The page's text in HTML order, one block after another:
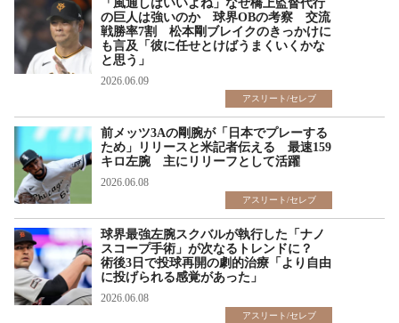
「風通しはいいよね」なぜ橋上監督代行
の巨人は強いのか 球界OBの考察 交流
戦勝率7割 松本剛ブレイクのきっかけに
も言及「彼に任せとけばうまくいくかな
と思う」
2026.06.09
アスリート/セレブ
前メッツ3Aの剛腕が「日本でプレーする
ため」リリースと米記者伝える 最速159
キロ左腕 主にリリーフとして活躍
2026.06.08
アスリート/セレブ
球界最強左腕スクバルが執行した「ナノ
スコープ手術」が次なるトレンドに？
術後3日で投球再開の劇的治療「より自由
に投げられる感覚があった」
2026.06.08
アスリート/セレブ